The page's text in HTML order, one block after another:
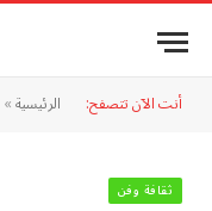
أنت الآن تتصفح: الرئيسية»
ثقافة وفن